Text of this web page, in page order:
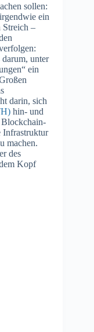
sollen:
ein
Streich –
unter
ein
darin, sich
hin- und
Blockchain-
Infrastruktur
machen.
des
Kopf